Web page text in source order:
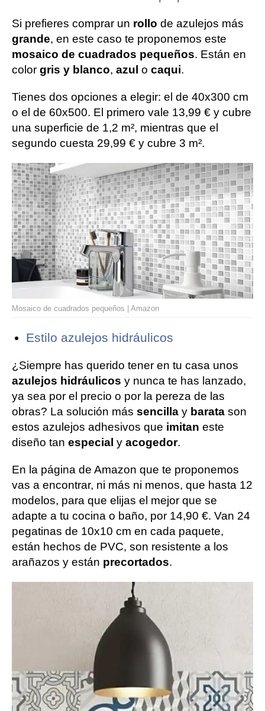
Si prefieres comprar un rollo de azulejos más
grande, en este caso te proponemos este
mosaico de cuadrados pequeños. Están en
color gris y blanco, azul o caqui.
Tienes dos opciones a elegir: el de 40x300 cm
o el de 60x500. El primero vale 13,99 € y cubre
una superficie de 1,2 m², mientras que el
segundo cuesta 29,99 € y cubre 3 m².
Mosaico de cuadrados pequeños | Amazon
Estilo azulejos hidráulicos
¿Siempre has querido tener en tu casa unos
azulejos hidráulicos y nunca te has lanzado,
ya sea por el precio o por la pereza de las
obras? La solución más sencilla y barata son
estos azulejos adhesivos que imitan este
diseño tan especial y acogedor.
En la página de Amazon que te proponemos
vas a encontrar, ni más ni menos, que hasta 12
modelos, para que elijas el mejor que se
adapte a tu cocina o baño, por 14,90 €. Van 24
pegatinas de 10x10 cm en cada paquete,
están hechos de PVC, son resistente a los
arañazos y están precortados.